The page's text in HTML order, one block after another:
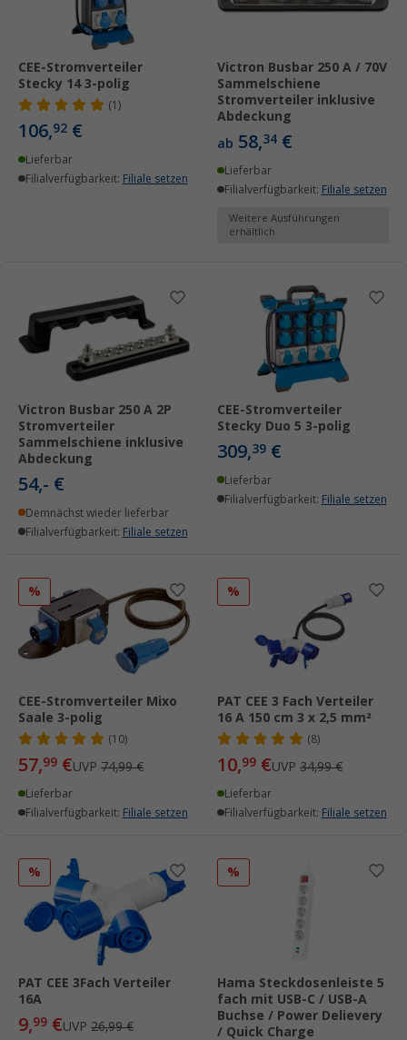
CEE-Stromverteiler
Stecky 14 3-polig
(1)
106,92 €
Lieferbar
Filialverfügbarkeit: Filiale setzen
Victron Busbar 250 A / 70V
Sammelschiene
Stromverteiler inklusive
Abdeckung
ab 58,34 €
Lieferbar
Filialverfügbarkeit: Filiale setzen
Weitere Ausführungen
erhältlich
Victron Busbar 250 A 2P
Stromverteiler
Sammelschiene inklusive
Abdeckung
54,- €
Demnächst wieder lieferbar
Filialverfügbarkeit: Filiale setzen
CEE-Stromverteiler
Stecky Duo 5 3-polig
309,39 €
Lieferbar
Filialverfügbarkeit: Filiale setzen
%
CEE-Stromverteiler Mixo
Saale 3-polig
(10)
57,99 €UVP 74,99 €
Lieferbar
Filialverfügbarkeit: Filiale setzen
%
PAT CEE 3 Fach Verteiler
16 A 150 cm 3 x 2,5 mm²
(8)
10,99 €UVP 34,99 €
Lieferbar
Filialverfügbarkeit: Filiale setzen
%
PAT CEE 3Fach Verteiler
16A
9,99 €UVP 26,99 €
%
Hama Steckdosenleiste 5
fach mit USB-C / USB-A
Buchse / Power Delievery
/ Quick Charge